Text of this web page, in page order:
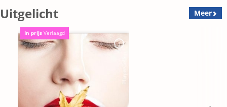
Uitgelicht Meer
In prijs Verlaagd